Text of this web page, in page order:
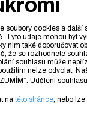
/
soubory cookies a
Tyto údaje mohou být
nim také doporučovat
že se rozhodnete
souhlasu může
nelze odvolat.
Udělení
na této stránce, nebo